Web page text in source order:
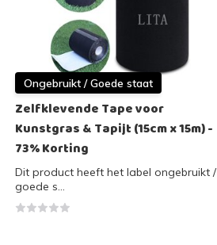
Ongebruikt / Goede staat
Zelfklevende Tape voor
Kunstgras & Tapijt (15cm x 15m) -
73% Korting
Dit product heeft het label ongebruikt /
goede s...